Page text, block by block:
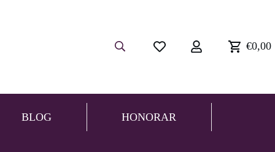
€0,00
BLOG HONORAR